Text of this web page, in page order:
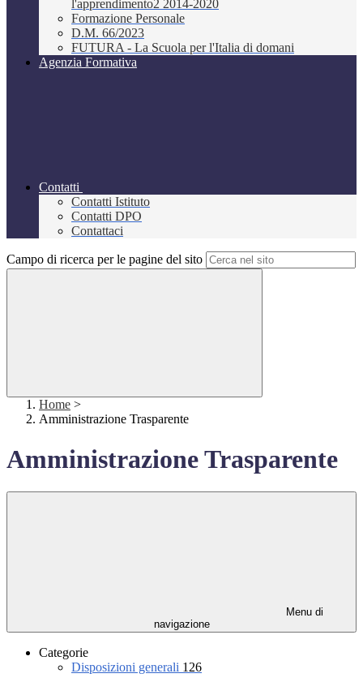
l'apprendimento2 2014-2020
Formazione Personale
D.M. 66/2023
FUTURA - La Scuola per l'Italia di domani
Agenzia Formativa
Contatti
Contatti Istituto
Contatti DPO
Contattaci
Campo di ricerca per le pagine del sito
Home >
Amministrazione Trasparente
Amministrazione Trasparente
Menu di
navigazione
Categorie
Disposizioni generali 126